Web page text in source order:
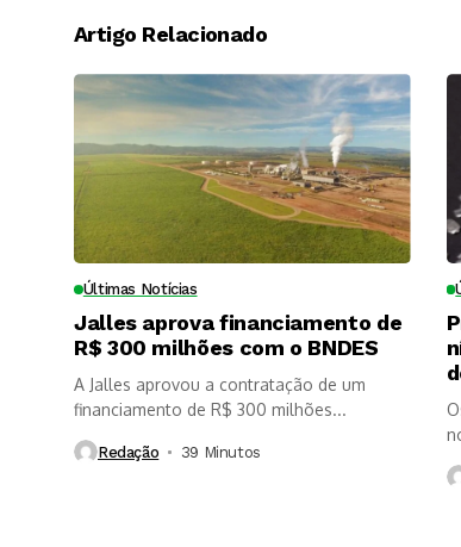
Artigo Relacionado
Últimas Notícias
Jalles aprova financiamento de
R$ 300 milhões com o BNDES
A Jalles aprovou a contratação de um
financiamento de R$ 300 milhões...
Redação 39 Minutos ⁮